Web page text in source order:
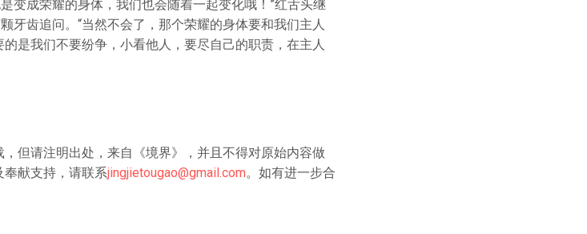
变成荣耀的身体，我们也会随着一起变化哦！”红舌头继
牙齿追问。“当然不会了，那个荣耀的身体要和我们主人
是我们不要纷争，小看他人，要尽自己的职责，在主人
，但请注明出处，来自《境界》，并且不得对原始内容做
奉献支持，请联系jingjietougao@gmail.com。如有进一步合